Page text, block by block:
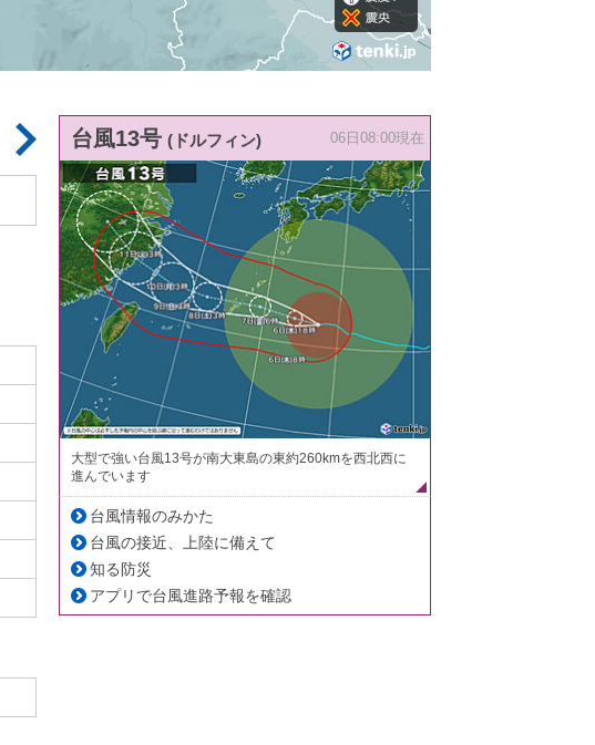
台風13号 (ドルフィン) 06日08:00現在
大型で強い台風13号が南大東島の東約260kmを西北西に
進んでいます
台風情報のみかた
台風の接近、上陸に備えて
知る防災
アプリで台風進路予報を確認